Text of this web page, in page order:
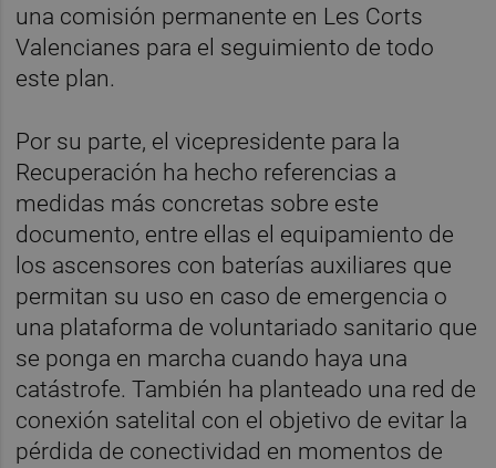
una comisión permanente en Les Corts
Valencianes para el seguimiento de todo
este plan.
Por su parte, el vicepresidente para la
Recuperación ha hecho referencias a
medidas más concretas sobre este
documento, entre ellas el equipamiento de
los ascensores con baterías auxiliares que
permitan su uso en caso de emergencia o
una plataforma de voluntariado sanitario que
se ponga en marcha cuando haya una
catástrofe. También ha planteado una red de
conexión satelital con el objetivo de evitar la
pérdida de conectividad en momentos de